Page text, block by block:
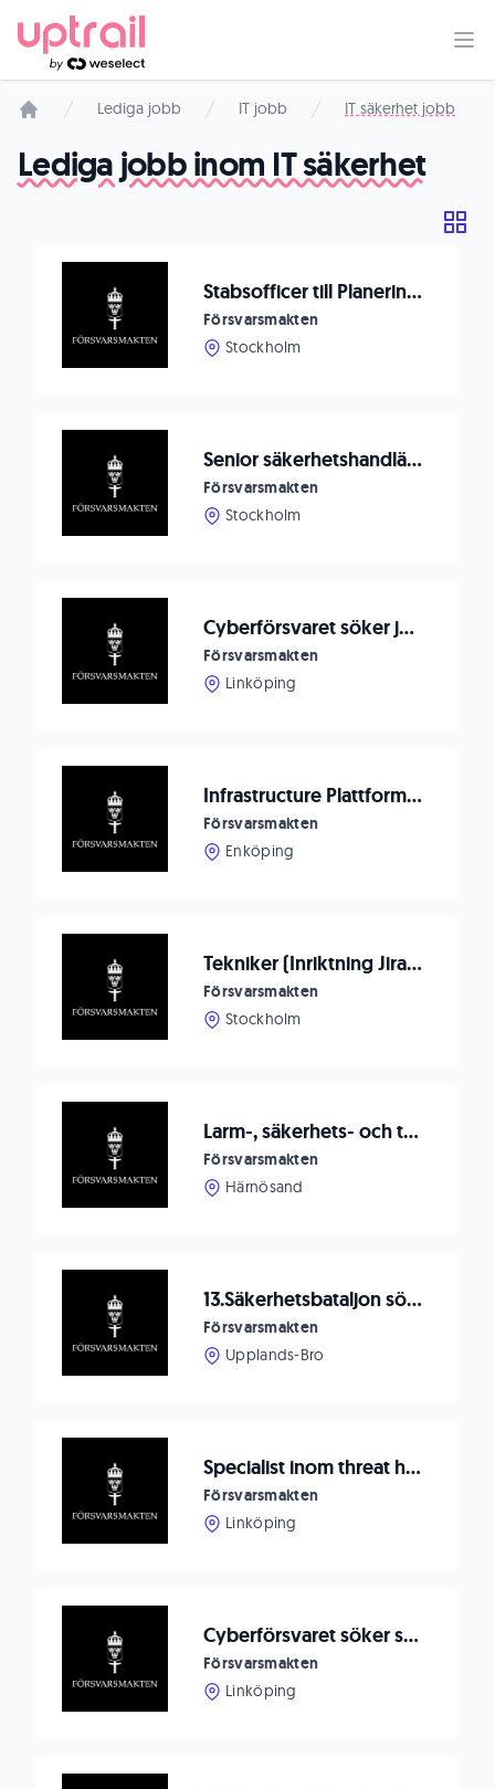
Lediga jobb IT jobb IT säkerhet jobb
Lediga jobb inom IT säkerhet
Stabsofficer till Planeringsavdelningen vid Cyberförsvarsledningen
Försvarsmakten
Stockholm
Senior säkerhetshandläggare
Försvarsmakten
Stockholm
Cyberförsvaret söker junior cybersäkerhetsspecialist
Försvarsmakten
Linköping
Infrastructure Plattform Engineer
Försvarsmakten
Enköping
Tekniker (Inriktning Jira/Confluence)
Försvarsmakten
Stockholm
Larm-, säkerhets- och teletekniker inom teknisk bevakning
Försvarsmakten
Härnösand
13.Säkerhetsbataljon söker ledningssystemofficer
Försvarsmakten
Upplands-Bro
Specialist inom threat hunt till Cyberförsvaret
Försvarsmakten
Linköping
Cyberförsvaret söker ställföreträdande avdelningschef
Försvarsmakten
Linköping